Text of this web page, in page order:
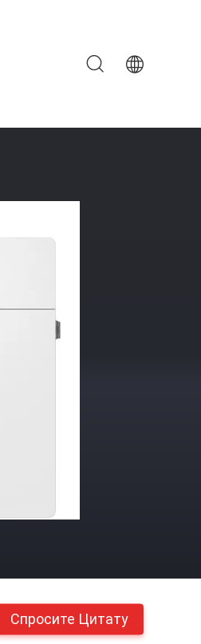
Спросите Цитату